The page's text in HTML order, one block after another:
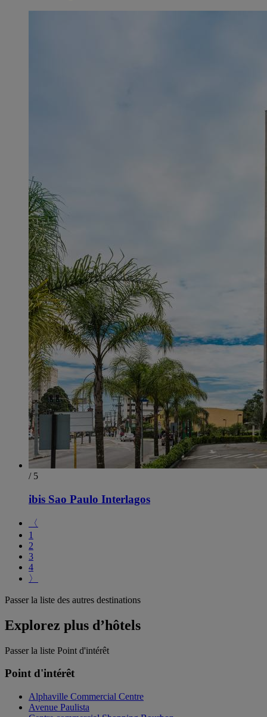
/ 5
ibis Sao Paulo Interlagos
〈
1
2
3
4
〉
Passer la liste des autres destinations
Explorez plus d’hôtels
Passer la liste Point d'intérêt
Point d'intérêt
Alphaville Commercial Centre
Avenue Paulista